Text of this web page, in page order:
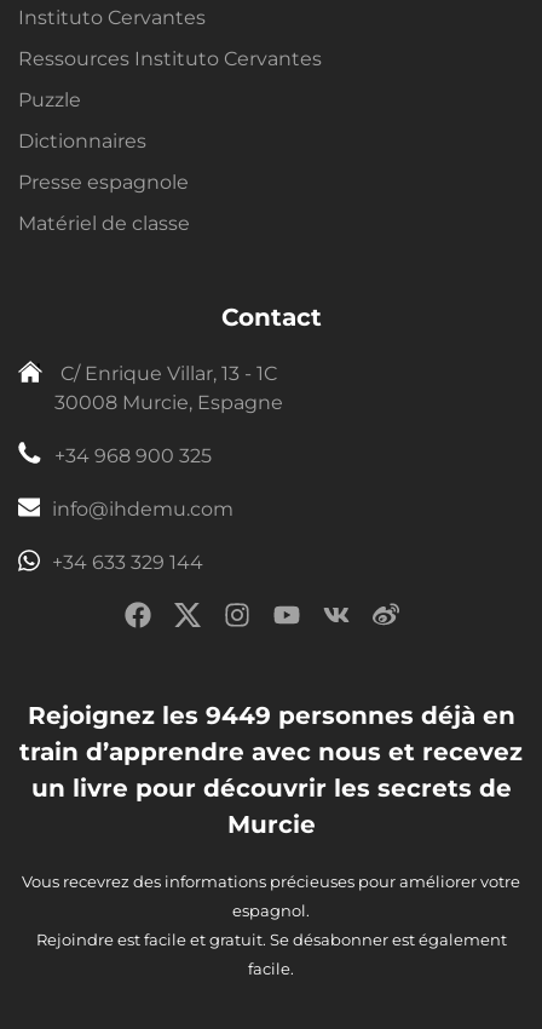
Instituto Cervantes
Ressources Instituto Cervantes
Puzzle
Dictionnaires
Presse espagnole
Matériel de classe
Contact
C/ Enrique Villar, 13 - 1C
30008 Murcie, Espagne
+34 968 900 325
info@ihdemu.com
+34 633 329 144
Rejoignez les 9449 personnes déjà en
train d’apprendre avec nous et recevez
un livre pour découvrir les secrets de
Murcie
Vous recevrez des informations précieuses pour améliorer votre
espagnol.
Rejoindre est facile et gratuit. Se désabonner est également
facile.